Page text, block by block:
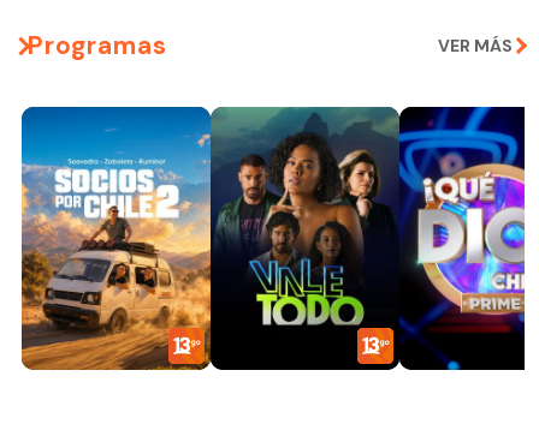
Programas VER MÁS